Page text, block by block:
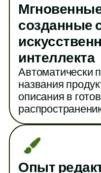
созданные
интеллекта
Автоматически
названия
описания в
Опыт